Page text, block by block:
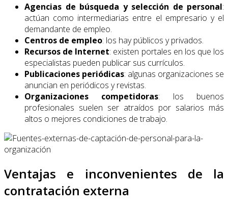
Agencias de búsqueda y selección de personal:
actúan como intermediarias entre el empresario y el
demandante de empleo.
Centros de empleo: los hay públicos y privados.
Recursos de Internet: existen portales en los que los
especialistas pueden publicar sus currículos.
Publicaciones periódicas: algunas organizaciones se
anuncian en periódicos y revistas.
Organizaciones competidoras: los buenos
profesionales suelen ser atraídos por salarios más
altos o mejores condiciones de trabajo.
Ventajas e inconvenientes de la
contratación externa